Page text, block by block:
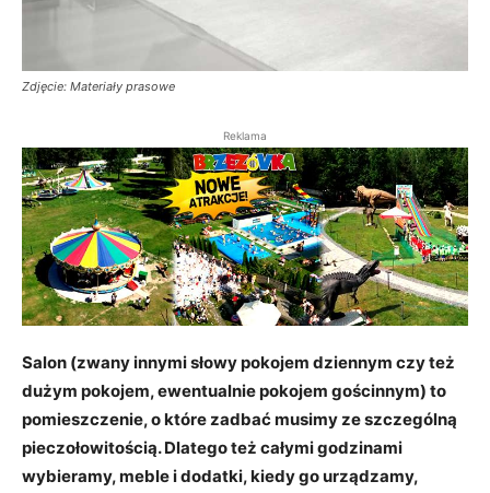
Zdjęcie: Materiały prasowe
Reklama
Salon (zwany innymi słowy pokojem dziennym czy też
dużym pokojem, ewentualnie pokojem gościnnym) to
pomieszczenie, o które zadbać musimy ze szczególną
pieczołowitością. Dlatego też całymi godzinami
wybieramy, meble i dodatki, kiedy go urządzamy,